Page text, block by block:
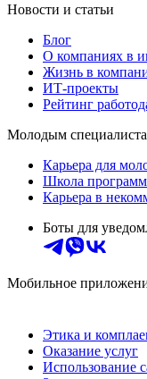
Новости и статьи
Блог
О компаниях в
Жизнь в
ИТ-проекты
Рейтинг
Молодым
Карьера для
Школа
Карьера в
Боты для
Мобильное
Этика и
Оказание услуг
Использование